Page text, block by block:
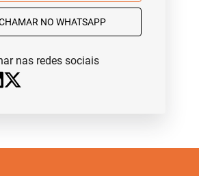
NO WHATSAPP
nas redes sociais